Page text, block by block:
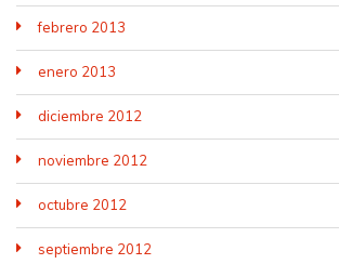
febrero 2013
enero 2013
diciembre 2012
noviembre 2012
octubre 2012
septiembre 2012